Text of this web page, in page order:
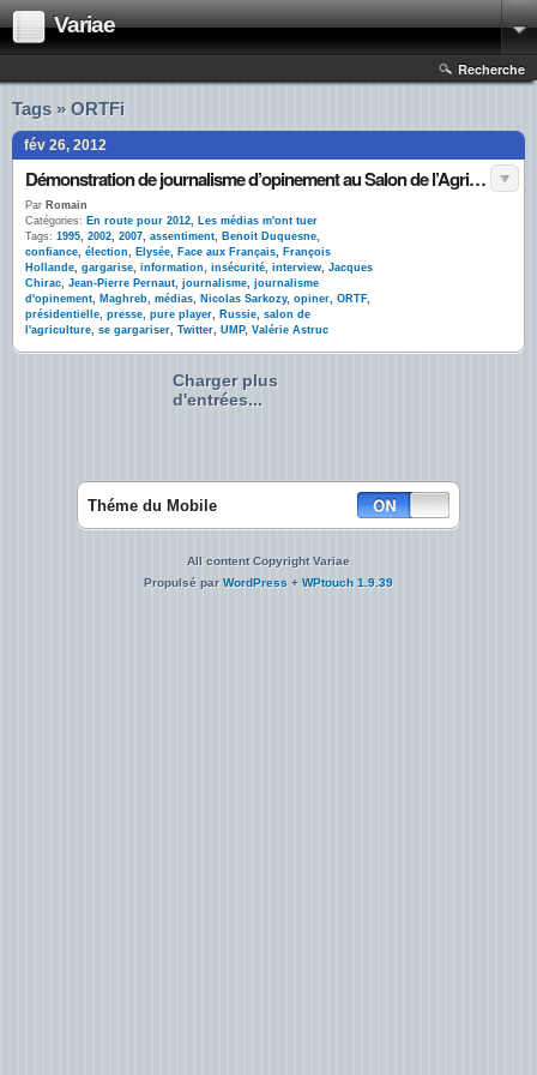
Variae
Recherche
Tags » ORTFi
fév 26, 2012
Démonstration de journalisme d’opinement au Salon de l’Agriculture
Par Romain
Catégories: En route pour 2012, Les médias m'ont tuer
Tags: 1995, 2002, 2007, assentiment, Benoit Duquesne,
confiance, élection, Elysée, Face aux Français, François
Hollande, gargarise, information, insécurité, interview, Jacques
Chirac, Jean-Pierre Pernaut, journalisme, journalisme
d'opinement, Maghreb, médias, Nicolas Sarkozy, opiner, ORTF,
présidentielle, presse, pure player, Russie, salon de
l'agriculture, se gargariser, Twitter, UMP, Valérie Astruc
Charger plus
d'entrées...
Théme du Mobile
All content Copyright Variae
Propulsé parWordPress + WPtouch 1.9.39